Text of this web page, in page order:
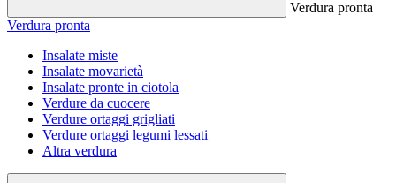
Verdura pronta
Verdura pronta
Insalate miste
Insalate movarietà
Insalate pronte in ciotola
Verdure da cuocere
Verdure ortaggi grigliati
Verdure ortaggi legumi lessati
Altra verdura